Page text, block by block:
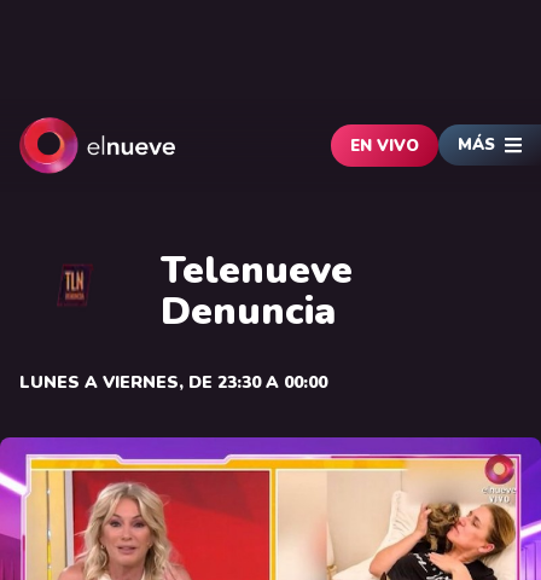
EN VIVO MÁS
Telenueve
Denuncia
LUNES A VIERNES, DE 23:30 A 00:00